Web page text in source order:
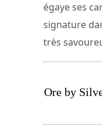
égaye ses
signature
très
Ore by